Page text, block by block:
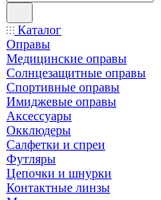
Каталог
Оправы
Медицинские оправы
Солнцезащитные оправы
Спортивные оправы
Имиджевые оправы
Аксессуары
Окклюдеры
Салфетки и спреи
Футляры
Цепочки и шнурки
Контактные линзы